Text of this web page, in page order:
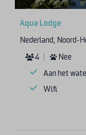
Aqua Lodge
Nederland, Noord-
4
Nee
Aan het
Wifi